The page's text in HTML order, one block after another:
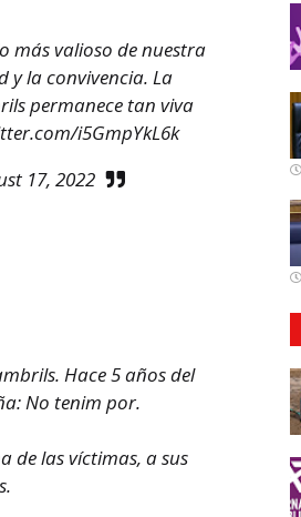
más valioso de nuestra
y la convivencia. La
permanece tan viva
i5GmpYkL6k
17, 2022
Hace 5 años del
No tenim por.
de las víctimas, a sus